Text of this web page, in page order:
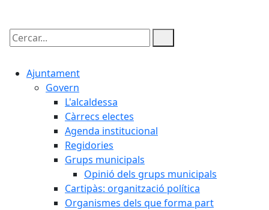
Cercar:
Ajuntament
Govern
L'alcaldessa
Càrrecs electes
Agenda institucional
Regidories
Grups municipals
Opinió dels grups municipals
Cartipàs: organització política
Organismes dels que forma part